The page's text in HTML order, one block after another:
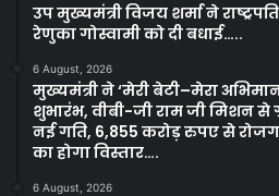
उप मुख्यमंत्री विजय शर्मा ने
रेणुका गोस्वामी को दी बधाई…..
6 August, 2026
मुख्यमंत्री ने ‘मेरी बेटी–मेरा
शुभारंभ, वीबी-जी राम जी मिशन से
नई गति, 6,855 करोड़ रुपए से
का होगा विस्तार….
6 August, 2026